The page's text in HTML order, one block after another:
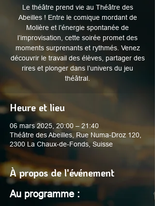
Le théâtre prend vie au Théâtre des
Abeilles ! Entre le comique mordant de
Molière et l’énergie spontanée de
l’improvisation, cette soirée promet des
moments surprenants et rythmés. Venez
découvrir le travail des élèves, partager des
rires et plonger dans l’univers du jeu
théâtral.
Heure et lieu
06 mars 2025, 20:00 – 21:40
Théâtre des Abeilles, Rue Numa-Droz 120,
2300 La Chaux-de-Fonds, Suisse
À propos de l'événement
Au programme :